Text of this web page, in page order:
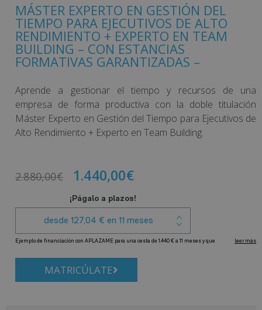
MÁSTER EXPERTO EN GESTIÓN DEL
TIEMPO PARA EJECUTIVOS DE ALTO
RENDIMIENTO + EXPERTO EN TEAM
BUILDING – CON ESTANCIAS
FORMATIVAS GARANTIZADAS –
Aprende a gestionar el tiempo y recursos de una
empresa de forma productiva con la doble titulación
Máster Experto en Gestión del Tiempo para Ejecutivos de
Alto Rendimiento + Experto en Team Building.
2.880,00€ 1.440,00€
MATRICÚLATE